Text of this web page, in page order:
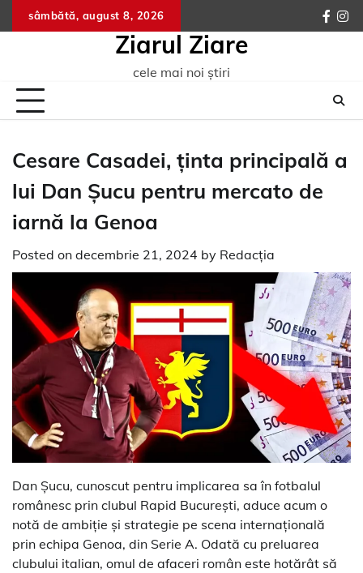
to
sâmbătă, august 8, 2026
Ziarul Ziare
cele mai noi știri
Cesare Casadei, ținta principală a
lui Dan Șucu pentru mercato de
iarnă la Genoa
Posted on decembrie 21, 2024 by Redacția
Dan Șucu, cunoscut pentru implicarea sa în fotbalul
românesc prin clubul Rapid București, aduce acum o
notă de ambiție și strategie pe scena internațională
prin echipa Genoa, din Serie A. Odată cu preluarea
clubului italian, omul de afaceri român este hotărât să